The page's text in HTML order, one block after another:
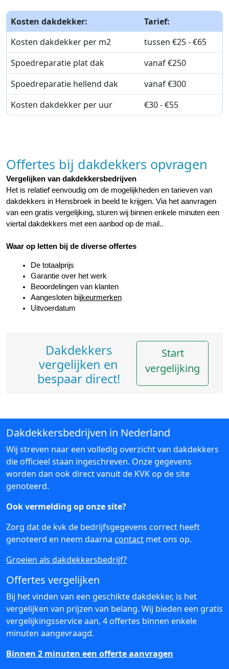
Kosten dakdekker:
Tarief:
Kosten dakdekker per m2
tussen €25 - €65
Spoedreparatie plat dak
vanaf €250
Spoedreparatie hellend dak
vanaf €300
Kosten dakdekker per uur
€30 - €55
Offertes bij dakdekkers opvragen
Vergelijken van dakdekkersbedrijven
Het is relatief eenvoudig om de mogelijkheden en tarieven van
dakdekkers in Hensbroek in beeld te krijgen. Via het aanvragen
van een gratis vergelijking, sturen wij binnen enkele minuten een
viertal dakdekkers met een aanbod op de mail..
Waar op letten bij de diverse offertes
De totaalprijs
Garantie over het werk
Beoordelingen van klanten
Aangesloten bijkeurmerken
Uitvoerdatum
Dakdekkers
vergelijken en
bespaar direct!
Start
vergelijking
Dakdekkersbedrijven in Nederland
Wij streven naar een volledig overzicht van dakdekkers
die officieel staan ingeschreven. Onze gegevens
worden dan ook direct vanuit de KVK op de site
genoteerd.
Ook vermelding op onze site?
Zorg dat de kvk de bedrijfsgegevens correct heeft
genoteerd en neem daarna contact met ons op.
Groeien als dakdekkersbedrijf?
Offertes vergelijken
Bij het vinden van een geschikte dakdekker, is het
vergelijken van prijzen van belang. Wij bieden een gratis
vergelijkingsservice aan, 4 offertes binnen enkele
minuten aangevraagd.
Binnen 2 minuten een offerte aanvragen